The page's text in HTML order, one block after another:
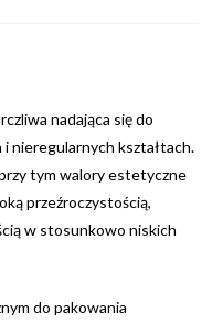
nadająca się do
nieregularnych kształtach.
tym walory estetyczne
przeźroczystością,
w stosunkowo niskich
do pakowania